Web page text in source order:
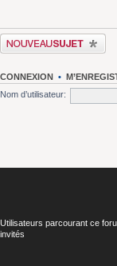
Écrire un nouveau sujet
CONNEXION •
Nom d’utilisateur:
Utilisateurs parcourant ce
invités